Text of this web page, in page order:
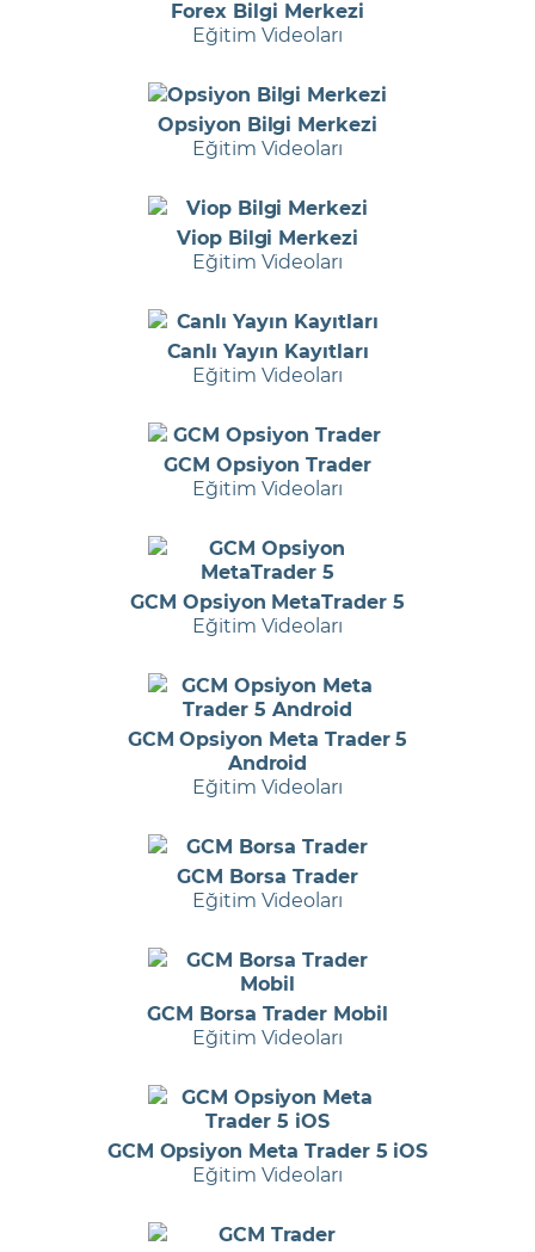
Forex Bilgi Merkezi
Eğitim Videoları
Opsiyon Bilgi Merkezi
Eğitim Videoları
Viop Bilgi Merkezi
Eğitim Videoları
Canlı Yayın Kayıtları
Eğitim Videoları
GCM Opsiyon Trader
Eğitim Videoları
GCM Opsiyon MetaTrader 5
Eğitim Videoları
GCM Opsiyon Meta Trader 5
Android
Eğitim Videoları
GCM Borsa Trader
Eğitim Videoları
GCM Borsa Trader Mobil
Eğitim Videoları
GCM Opsiyon Meta Trader 5 iOS
Eğitim Videoları